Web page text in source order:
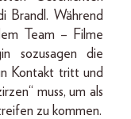
Brandl. Während
Team – Filme
sozusagen die
Kontakt tritt und
muss, um als
zu kommen.